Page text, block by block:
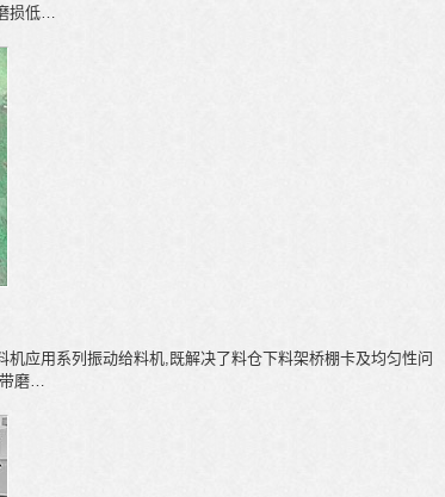
损低…
应用系列振动给料机,既解决了料仓下料架桥棚卡及均匀性问
带磨…